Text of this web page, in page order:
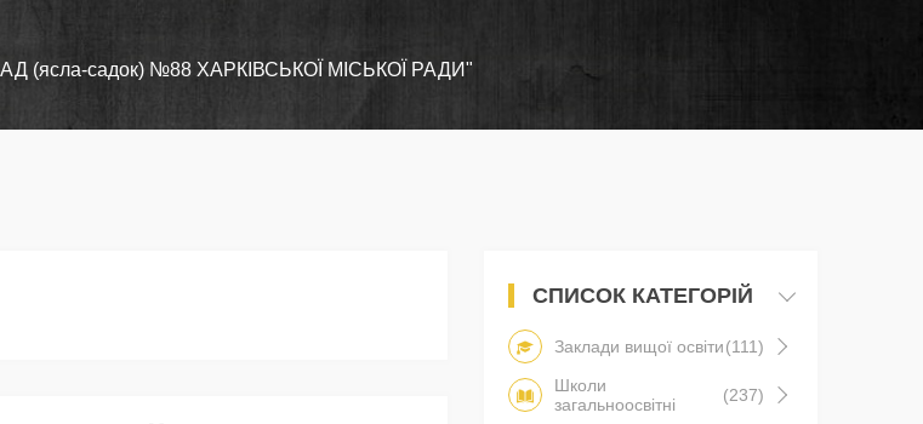
садок) №88 ХАРКІВСЬКОЇ МІСЬКОЇ РАДИ"
СПИСОК КАТЕГОРІЙ
Заклади вищої освіти(111)
Школи
загальноосвітні
(237)